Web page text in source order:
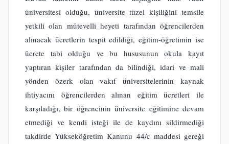
üniversitesi olduğu, üniversite tüzel kişiliğini temsile
yetkili olan mütevelli heyeti tarafından öğrencilerden
alınacak ücretlerin tespit edildiği, eğitim-öğretimin ise
ücrete tabi olduğu ve bu hususunun okula kayıt
yaptıran kişiler tarafından da bilindiği, idari ve mali
yönden özerk olan vakıf üniversitelerinin kaynak
ihtiyacını öğrencilerden alınan eğitim ücretleri ile
karşıladığı, bir öğrencinin üniversite eğitimine devam
etmediği ve kendi isteği ile de kaydını sildirmediği
takdirde Yükseköğretim Kanunu 44/c maddesi gereği